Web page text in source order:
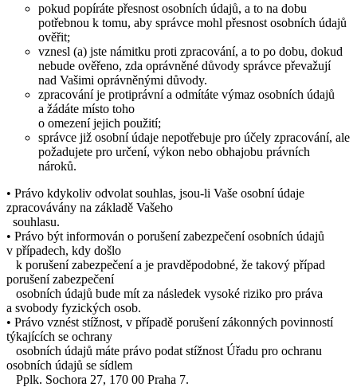
pokud popíráte přesnost osobních údajů, a to na dobu
potřebnou k tomu, aby správce mohl přesnost osobních údajů
ověřit;
vznesl (a) jste námitku proti zpracování, a to po dobu, dokud
nebude ověřeno, zda oprávněné důvody správce převažují
nad Vašimi oprávněnými důvody.
zpracování je protiprávní a odmítáte výmaz osobních údajů
a žádáte místo toho
o omezení jejich použití;
správce již osobní údaje nepotřebuje pro účely zpracování, ale
požadujete pro určení, výkon nebo obhajobu právních
nároků.
• Právo kdykoliv odvolat souhlas, jsou-li Vaše osobní údaje
zpracovávány na základě Vašeho
souhlasu.
• Právo být informován o porušení zabezpečení osobních údajů
v případech, kdy došlo
k porušení zabezpečení a je pravděpodobné, že takový případ
porušení zabezpečení
osobních údajů bude mít za následek vysoké riziko pro práva
a svobody fyzických osob.
• Právo vznést stížnost, v případě porušení zákonných povinností
týkajících se ochrany
osobních údajů máte právo podat stížnost Úřadu pro ochranu
osobních údajů se sídlem
Pplk. Sochora 27, 170 00 Praha 7.